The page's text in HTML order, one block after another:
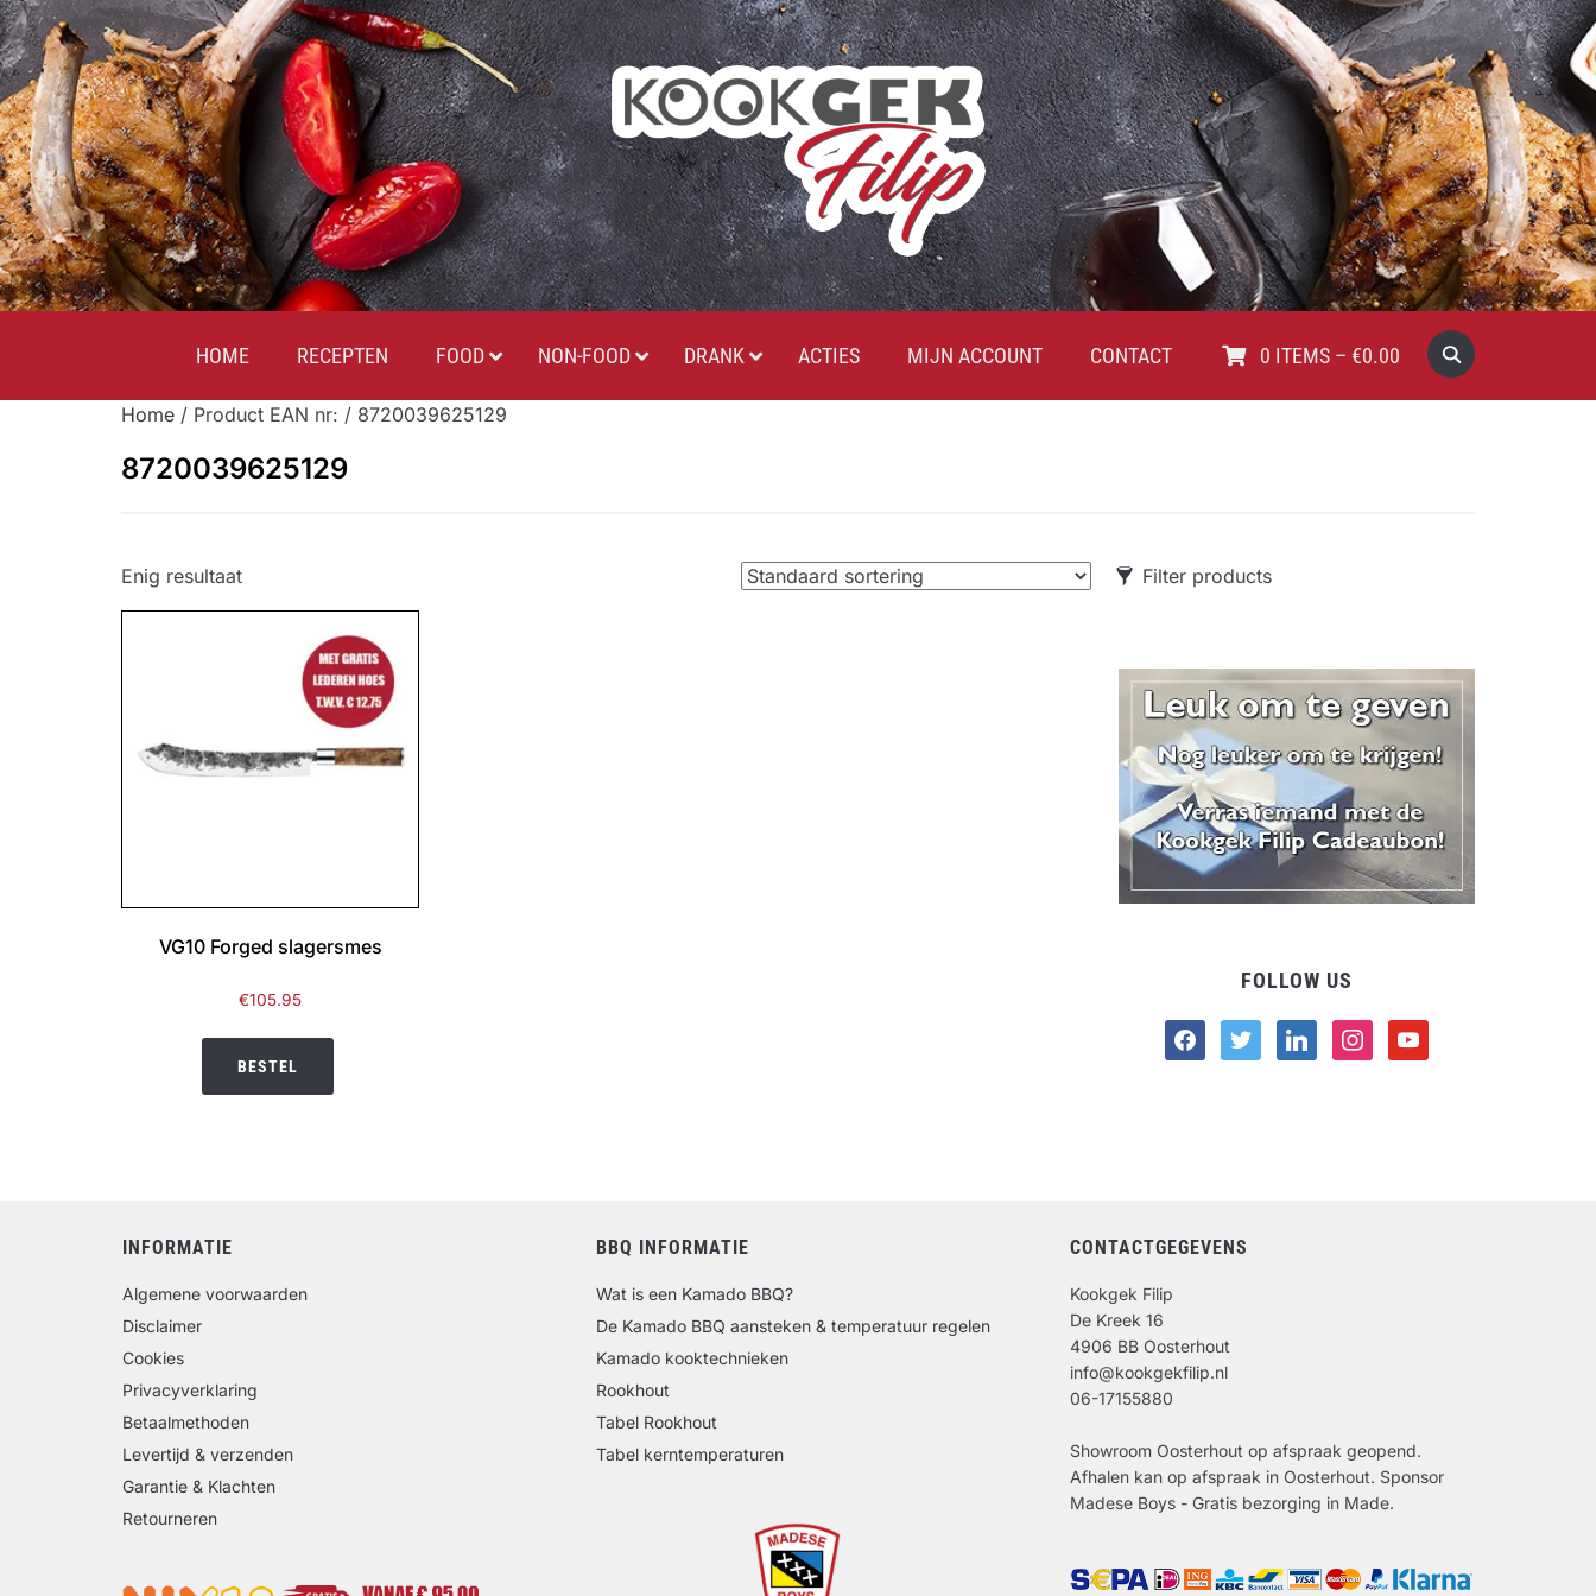
HOME RECEPTEN FOOD NON-FOOD DRANK ACTIES MIJN ACCOUNT CONTACT 0 ITEMS – €0.00
Home / Product EAN nr: / 8720039625129
8720039625129
Filter products
Food
Drank
Non-food
FOLLOW US
facebooktwitter linkedininstagramyoutube
Enig resultaat
VG10 Forged slagersmes
€105.95
BESTEL
INFORMATIE
Algemene voorwaarden
Disclaimer
Cookies
Privacyverklaring
Betaalmethoden
Levertijd & verzenden
Garantie & Klachten
Retourneren
BBQ INFORMATIE
Wat is een Kamado BBQ?
De Kamado BBQ aansteken & temperatuur regelen
Kamado kooktechnieken
Rookhout
Tabel Rookhout
Tabel kerntemperaturen
CONTACTGEGEVENS
Kookgek Filip
De Kreek 16
4906 BB Oosterhout
info@kookgekfilip.nl
06-17155880
Showroom Oosterhout op afspraak geopend.
Afhalen kan op afspraak in Oosterhout. Sponsor
Madese Boys - Gratis bezorging in Made.